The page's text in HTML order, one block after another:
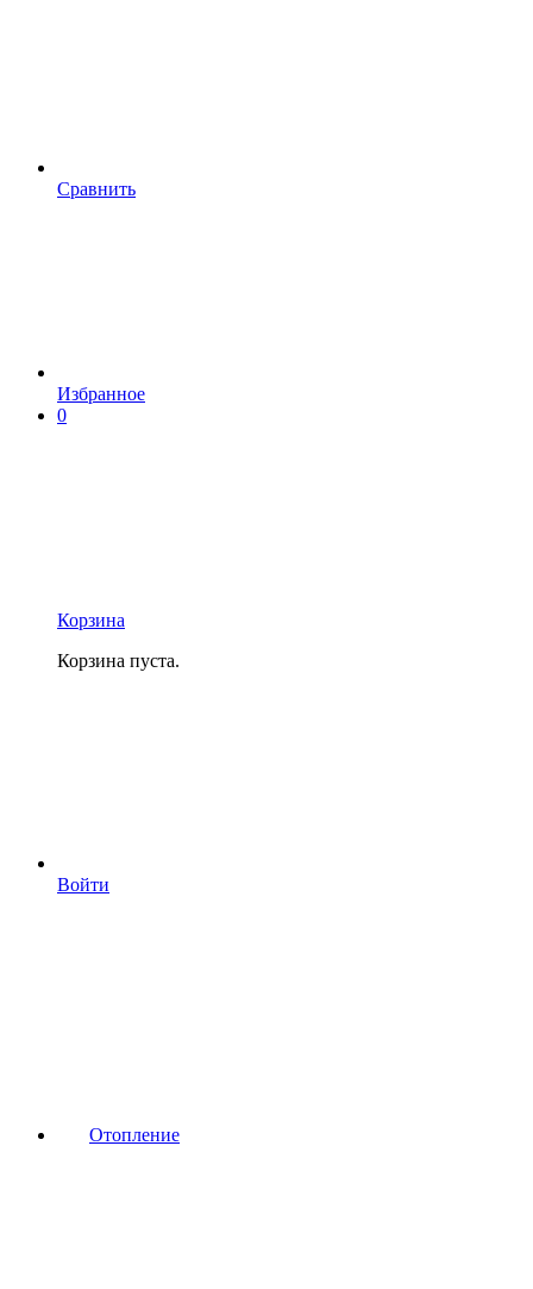
Сравнить
Избранное
0
Корзина
Корзина пуста.
Войти
Отопление